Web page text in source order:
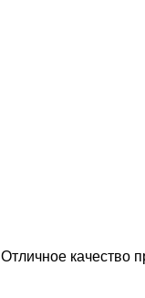
качество